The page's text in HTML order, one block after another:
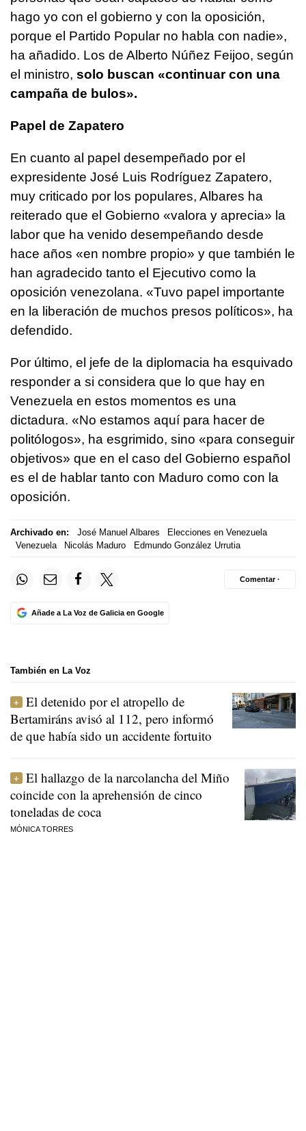
hago yo con el gobierno y con la oposición,
porque el Partido Popular no habla con nadie»,
ha añadido. Los de Alberto Núñez Feijoo, según
el ministro, solo buscan «continuar con una
campaña de bulos».
Papel de Zapatero
En cuanto al papel desempeñado por el
expresidente José Luis Rodríguez Zapatero,
muy criticado por los populares, Albares ha
reiterado que el Gobierno «valora y aprecia» la
labor que ha venido desempeñando desde
hace años «en nombre propio» y que también le
han agradecido tanto el Ejecutivo como la
oposición venezolana. «Tuvo papel importante
en la liberación de muchos presos políticos», ha
defendido.
Por último, el jefe de la diplomacia ha esquivado
responder a si considera que lo que hay en
Venezuela en estos momentos es una
dictadura. «No estamos aquí para hacer de
politólogos», ha esgrimido, sino «para conseguir
objetivos» que en el caso del Gobierno español
es el de hablar tanto con Maduro como con la
oposición.
Archivado en: José Manuel Albares
Elecciones en Venezuela
Venezuela
Nicolás Maduro Edmundo González Urrutia
Añade a La Voz de Galicia en Google
Comentar ·
También en La Voz
El detenido por el atropello de
Bertamiráns avisó al 112, pero informó
de que había sido un accidente fortuito
El hallazgo de la narcolancha del Miño
coincide con la aprehensión de cinco
toneladas de coca
MÓNICA TORRES